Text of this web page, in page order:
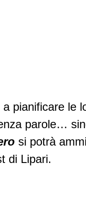
pianificare le
parole…
si potrà
di Lipari.